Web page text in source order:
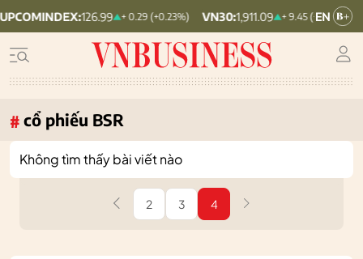
126.99 + 0.29 (+0.23%) VN30:1,911.09 + 9.45 (+0.5%) VNINDEX:
# cổ phiếu BSR
Không tìm thấy bài viết nào
2 3 4